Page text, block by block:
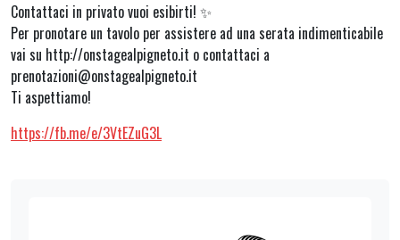
Contattaci in privato vuoi esibirti! ✨
Per pronotare un tavolo per assistere ad una serata indimenticabile
vai su http://onstagealpigneto.it o contattaci a
prenotazioni@onstagealpigneto.it
Ti aspettiamo!
https://fb.me/e/3VtEZuG3L